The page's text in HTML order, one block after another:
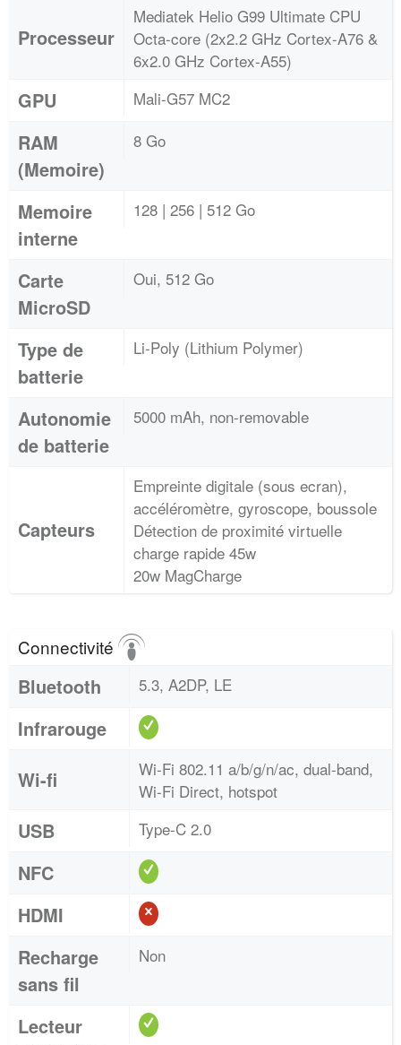
Processeur
Mediatek Helio G99 Ultimate CPU
Octa-core (2x2.2 GHz Cortex-A76 &
6x2.0 GHz Cortex-A55)
GPU Mali-G57 MC2
RAM
(Memoire)
8 Go
Memoire
interne
128 | 256 | 512 Go
Carte
MicroSD
Oui, 512 Go
Type de
batterie
Li-Poly (Lithium Polymer)
Autonomie
de batterie
5000 mAh, non-removable
Capteurs
Empreinte digitale (sous ecran),
accéléromètre, gyroscope, boussole
Détection de proximité virtuelle
charge rapide 45w
20w MagCharge
Connectivité
Bluetooth 5.3, A2DP, LE
Infrarouge
Wi-fi
Wi-Fi 802.11 a/b/g/n/ac, dual-band,
Wi-Fi Direct, hotspot
USB Type-C 2.0
NFC
HDMI
Recharge
sans fil
Non
Lecteur